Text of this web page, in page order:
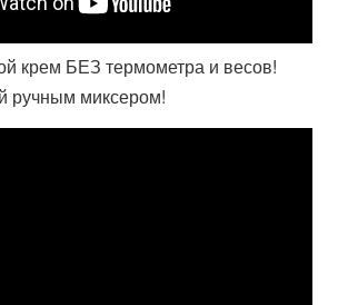
крем БЕЗ термометра и весов!
ручным миксером!